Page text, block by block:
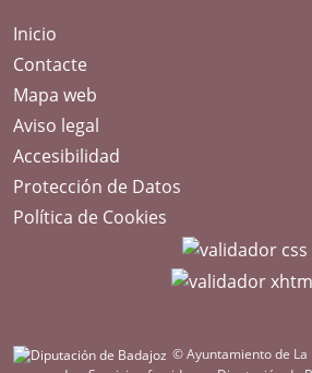
Inicio
Contacte
Mapa web
Aviso legal
Accesibilidad
Protección de Datos
Política de Cookies
© Ayuntamiento de La